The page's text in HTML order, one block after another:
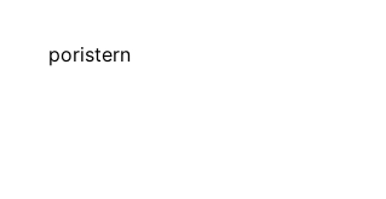
poristern